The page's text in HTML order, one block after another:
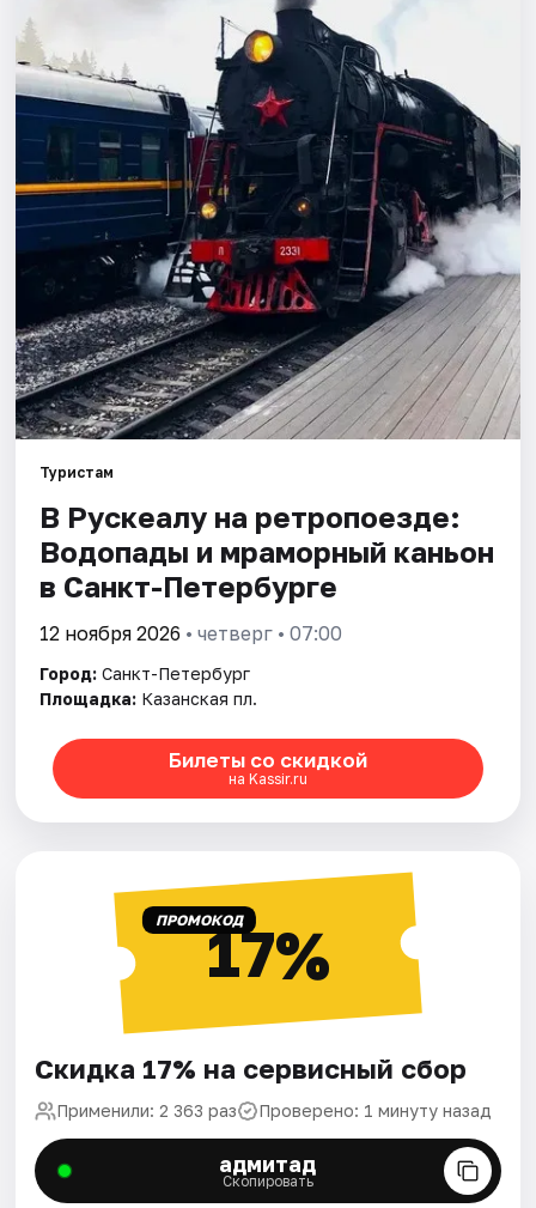
Города
Площадки
Артисты
Рейтинги
Туристам
В Рускеалу на ретропоезде:
Водопады и мраморный каньон
в Санкт-Петербурге
12 ноября 2026 • четверг • 07:00
Город: Санкт-Петербург
Площадка: Казанская пл.
Билеты со скидкой
на Kassir.ru
ПРОМОКОД17%
Скидка 17% на сервисный сбор
Применили: 2 363 раз Проверено: 1 минуту назад
адмитад
Скопировать